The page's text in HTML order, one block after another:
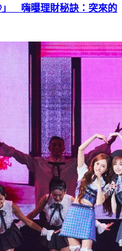
」 嗨曝理財秘訣：突來的